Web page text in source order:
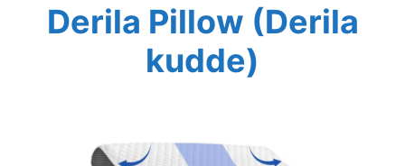
Derila Pillow (Derila
kudde)